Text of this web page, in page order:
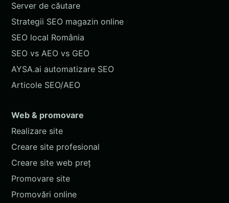
Server de căutare
Strategii SEO magazin online
SEO local România
SEO vs AEO vs GEO
AYSA.ai automatizare SEO
Articole SEO/AEO
Web & promovare
Realizare site
Creare site profesional
Creare site web preț
Promovare site
Promovări online